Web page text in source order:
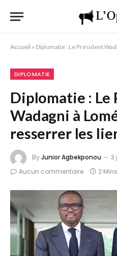
Accueil » Diplomatie : Le Président Wadagni
DIPLOMATIE
Diplomatie : Le
Wadagni à
resserrer les
ByJunior Agbekponou
3
Aucun commentaire
2